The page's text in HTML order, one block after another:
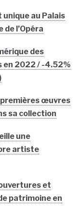
au Palais
l’Opéra
des
en 2022 / -4.52%
premières œuvres
sa collection
une
artiste
ouvertures et
patrimoine en